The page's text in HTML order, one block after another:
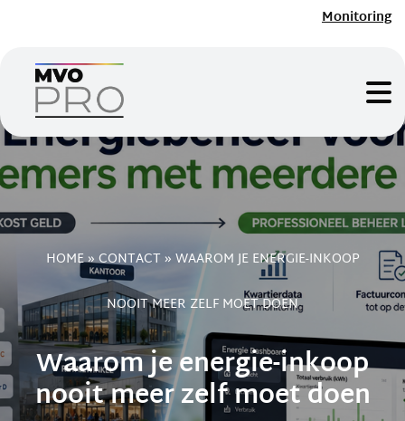
Monitoring
HOME»CONTACT» WAAROM JE ENERGIE-INKOOP
NOOIT MEER ZELF MOET DOEN
Waarom je energie-inkoop
nooit meer zelf moet doen